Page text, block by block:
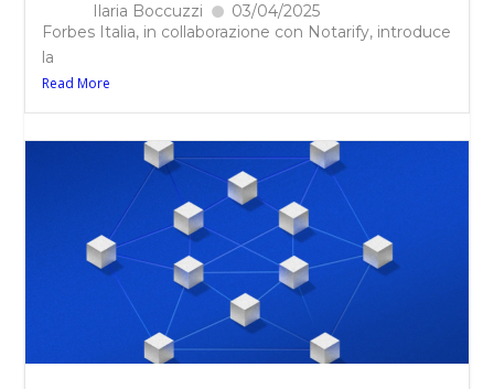
Ilaria Boccuzzi
03/04/2025
Forbes Italia, in collaborazione con Notarify, introduce
la
Read More